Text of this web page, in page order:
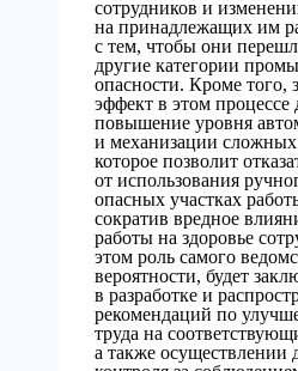
сотрудников и
на принадлежащих им
с тем, чтобы они
другие категории
опасности. Кроме того,
эффект в этом процессе
повышение уровня
и механизации сложных
которое позволит
от использования
опасных участках
сократив вредное
работы на здоровье
этом роль самого
вероятности, будет
в разработке и
рекомендаций по
труда на
а также осуществлении